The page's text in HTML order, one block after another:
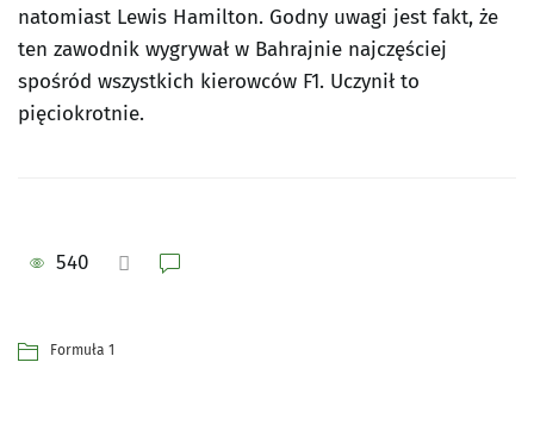
natomiast Lewis Hamilton. Godny uwagi jest fakt, że
ten zawodnik wygrywał w Bahrajnie najczęściej
spośród wszystkich kierowców F1. Uczynił to
pięciokrotnie.
540
Formuła 1